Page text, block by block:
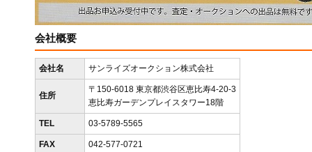
会社概要
会社名 サンライズオークション株式会社
住所
〒150-6018 東京都渋谷区恵比寿4-20-3
恵比寿ガーデンプレイスタワー18階
TEL 03-5789-5565
FAX 042-577-0721